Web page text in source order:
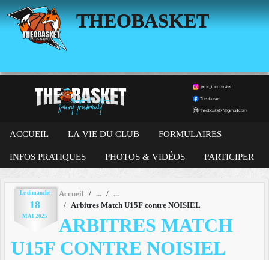
THEOBASKET
ACCUEIL LA VIE DU CLUB FORMULAIRES
INFOS PRATIQUES PHOTOS & VIDÉOS PARTICIPER
Le dimanche
18
MAI 2025
Accueil
Arbitres Match U15F contre NOISIEL
ARBITRES MATCH
U15F CONTRE NOISIEL
Panneau de gestion des cookies